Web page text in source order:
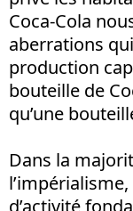
Coca-Cola
aberrations
production
bouteille de
qu’une
Dans la
d’activité